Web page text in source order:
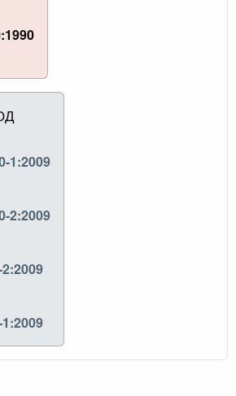
1:2009
2:2009